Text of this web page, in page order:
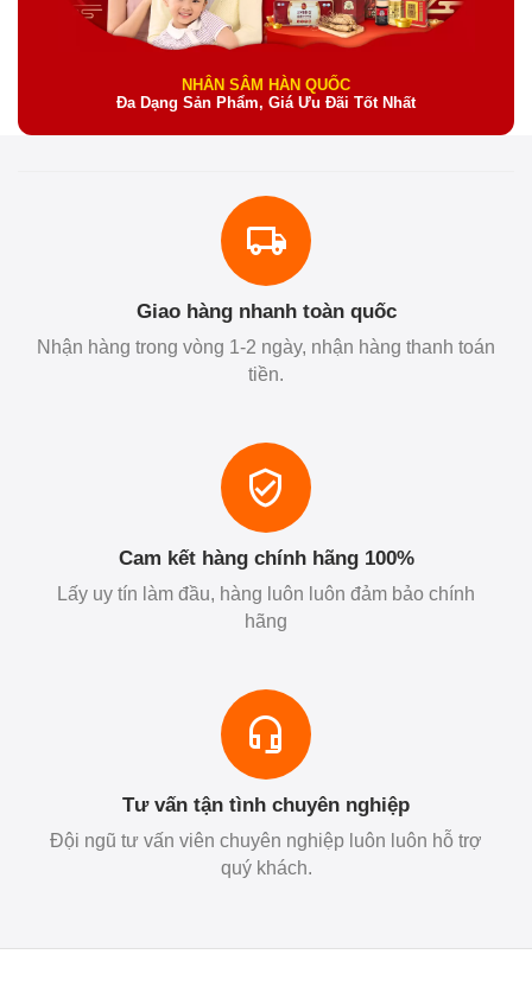
NHÂN SÂM HÀN QUỐC
Đa Dạng Sản Phẩm, Giá Ưu Đãi Tốt Nhất
Giao hàng nhanh toàn quốc
Nhận hàng trong vòng 1-2 ngày, nhận hàng thanh toán
tiền.
Cam kết hàng chính hãng 100%
Lấy uy tín làm đầu, hàng luôn luôn đảm bảo chính
hãng
Tư vấn tận tình chuyên nghiệp
Đội ngũ tư vấn viên chuyên nghiệp luôn luôn hỗ trợ
quý khách.